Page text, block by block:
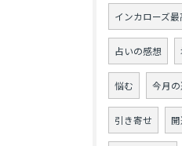
インカローズ最
占いの感想
悩む 今月
引き寄せ